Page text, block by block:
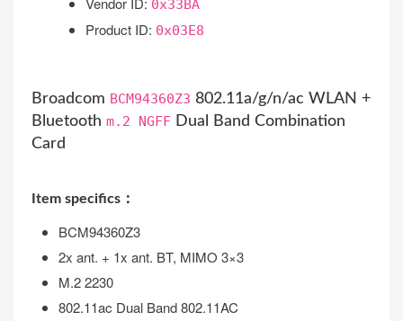
0x33BA
Product ID: 0x03E8
Broadcom BCM94360Z3 802.11a/g/n/ac WLAN +
Bluetooth m.2 NGFF Dual Band Combination
Card
Item specifics：
BCM94360Z3
2x ant. + 1x ant. BT, MIMO 3×3
M.2 2230
802.11ac Dual Band 802.11AC